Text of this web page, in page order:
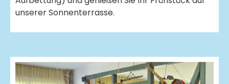
unserer Sonnenterrasse.